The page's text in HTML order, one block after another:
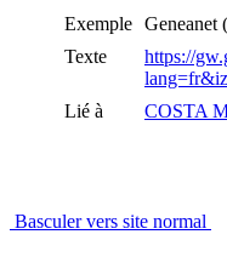
Exemple Geneanet
Texte
https://
Lié à
COSTA
Basculer vers site normal